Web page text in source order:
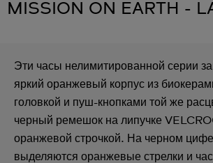
MISSION ON EARTH -
Эти часы нелимитированной серии
яркий оранжевый корпус из
головкой и пуш-кнопками той же
черный ремешок на липучке
оранжевой строчкой. На черном
выделяются оранжевые стрелки и